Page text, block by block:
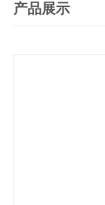
产品展示